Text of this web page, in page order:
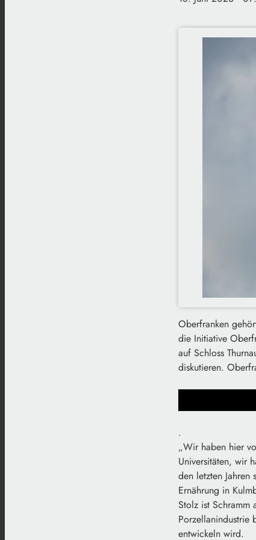
Oberfranken
die Initiative
auf Schloss
diskutieren.
.
„Wir haben hier
Universitäten, wir
den letzten Jahren
Ernährung in
Stolz ist Schramm
Porzellanindustrie
entwickeln wird.